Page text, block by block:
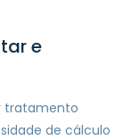
e
tratamento
de cálculo